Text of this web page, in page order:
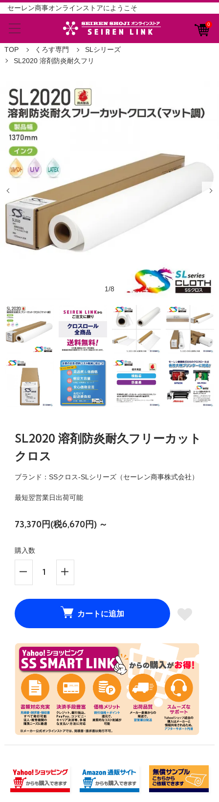
セーレン商事オンラインストアにようこそ
0
TOP くろす専門
SLシリーズ
SL2020 溶剤防炎耐久フリ
1/8
SL2020 溶剤防炎耐久フリーカット
クロス
ブランド：SSクロス-SLシリーズ（セーレン商事株式会社）
最短翌営業日出荷可能
73,370円(税6,670円) ～
購入数
カートに追加